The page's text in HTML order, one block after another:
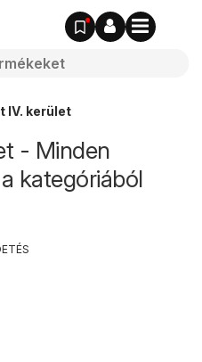
IV. kerület
- Minden
kategóriából